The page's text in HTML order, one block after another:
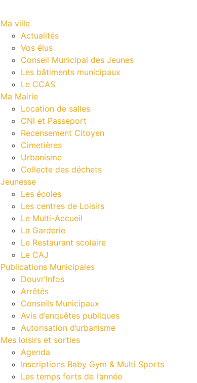
Ma ville
Actualités
Vos élus
Conseil Municipal des Jeunes
Les bâtiments municipaux
Le CCAS
Ma Mairie
Location de salles
CNI et Passeport
Recensement Citoyen
Cimetières
Urbanisme
Collecte des déchets
Jeunesse
Les écoles
Les centres de Loisirs
Le Multi-Accueil
La Garderie
Le Restaurant scolaire
Le CAJ
Publications Municipales
Douvr’Infos
Arrêtés
Conseils Municipaux
Avis d’enquêtes publiques
Autorisation d’urbanisme
Mes loisirs et sorties
Agenda
Inscriptions Baby Gym & Multi Sports
Les temps forts de l’année